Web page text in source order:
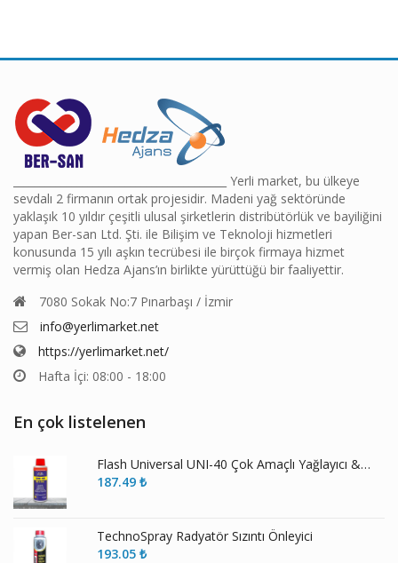
________________________________________ Yerli market, bu ülkeye
sevdalı 2 firmanın ortak projesidir. Madeni yağ sektöründe
yaklaşık 10 yıldır çeşitli ulusal şirketlerin distribütörlük ve bayiliğini
yapan Ber-san Ltd. Şti. ile Bilişim ve Teknoloji hizmetleri
konusunda 15 yılı aşkın tecrübesi ile birçok firmaya hizmet
vermiş olan Hedza Ajans’ın birlikte yürüttüğü bir faaliyettir.
7080 Sokak No:7 Pınarbaşı / İzmir
info@yerlimarket.net
https://yerlimarket.net/
Hafta İçi: 08:00 - 18:00
En çok listelenen
Flash Universal UNI-40 Çok Amaçlı Yağlayıcı & Pas Sökücü
187.49 ₺
TechnoSpray Radyatör Sızıntı Önleyici
193.05 ₺